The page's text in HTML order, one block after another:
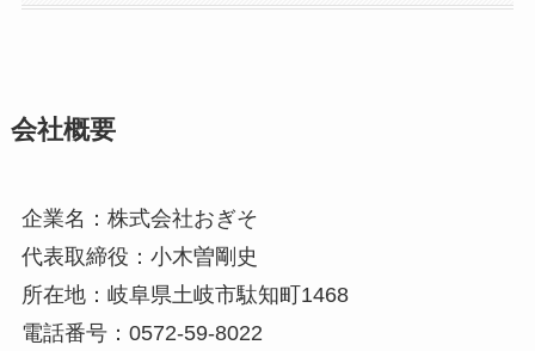
会社概要
企業名：株式会社おぎそ
代表取締役：小木曽剛史
所在地：岐阜県土岐市駄知町1468
電話番号：0572-59-8022